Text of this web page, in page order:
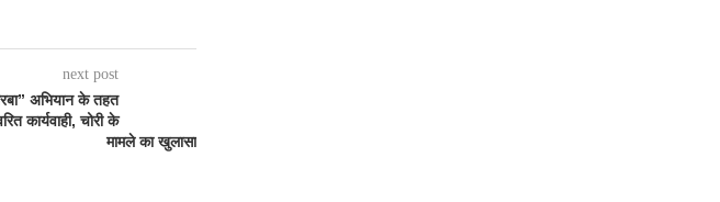
next post
अभियान के तहत
कार्यवाही, चोरी के
मामले का खुलासा